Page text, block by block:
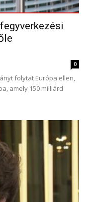
0
folytat Európa ellen,
amely 150 milliárd